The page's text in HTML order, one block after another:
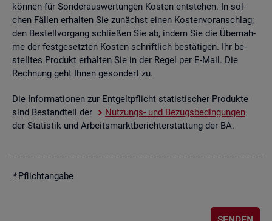
kön­nen für Son­der­aus­wer­tun­gen Kos­ten ent­ste­hen. In sol­
chen Fäl­len er­hal­ten Sie zu­nächst einen Kos­ten­vor­anschlag;
den Be­stell­vor­gang schlie­ßen Sie ab, indem Sie die Über­nah­
me der fest­ge­setz­ten Kos­ten schrift­lich be­stä­ti­gen. Ihr be­
stell­tes Pro­dukt er­hal­ten Sie in der Regel per E-Mail. Die
Rech­nung geht Ihnen ge­son­dert zu.
Die In­for­ma­tio­nen zur Ent­gelt­pflicht sta­tis­ti­scher Pro­duk­te
sind Be­stand­teil der
Nut­zungs- und Be­zugs­be­din­gun­gen
der Sta­tis­tik und Ar­beits­markt­be­richt­erstat­tung der BA.
*Pflicht­an­ga­be